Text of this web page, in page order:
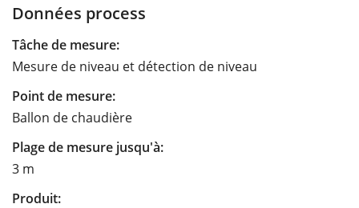
Données process
Tâche de mesure:
Mesure de niveau et détection de niveau
Point de mesure:
Ballon de chaudière
Plage de mesure jusqu'à:
3 m
Produit: